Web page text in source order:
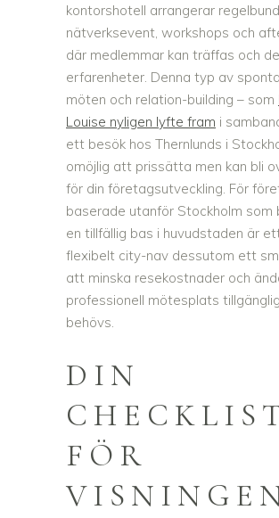
kontorshotell arrangerar
nätverksevent, workshops och
där medlemmar kan träffas och
erfarenheter. Denna typ av
möten och relation-building – som
Louise nyligen lyfte fram i
ett besök hos Thernlunds i
omöjlig att prissätta men kan bli
för din företagsutveckling. För
baserade utanför Stockholm som
en tillfällig bas i huvudstaden är
flexibelt city-nav dessutom ett
att minska resekostnader och
professionell mötesplats
behövs.
DIN
FÖR